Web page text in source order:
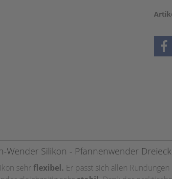
Silikon - Pfannenwender
sehrflexibel. Er passt sich allen